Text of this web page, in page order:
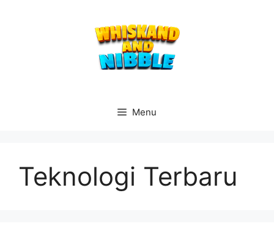
Menu
Teknologi Terbaru